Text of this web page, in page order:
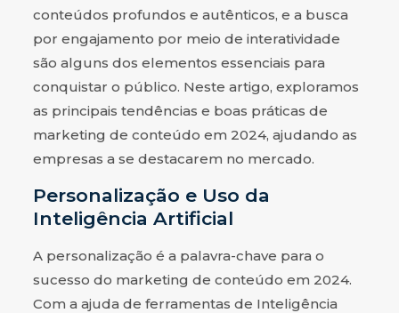
conteúdos profundos e autênticos, e a busca
por engajamento por meio de interatividade
são alguns dos elementos essenciais para
conquistar o público. Neste artigo, exploramos
as principais tendências e boas práticas de
marketing de conteúdo em 2024, ajudando as
empresas a se destacarem no mercado.
Personalização e Uso da
Inteligência Artificial
A personalização é a palavra-chave para o
sucesso do marketing de conteúdo em 2024.
Com a ajuda de ferramentas de Inteligência